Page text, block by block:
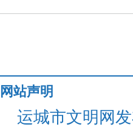
网站声明
运城市文明网